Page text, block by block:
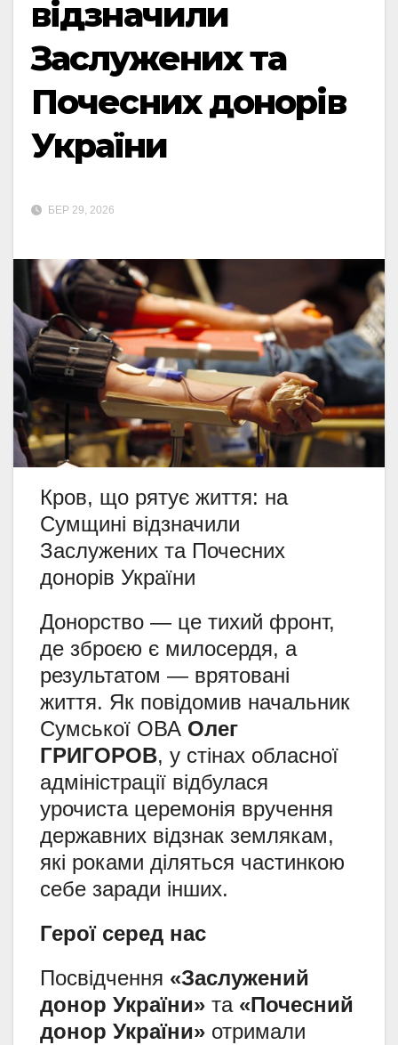
відзначили
Заслужених та
Почесних донорів
України
БЕР 29, 2026
Кров, що рятує життя: на
Сумщині відзначили
Заслужених та Почесних
донорів України
Донорство — це тихий фронт,
де зброєю є милосердя, а
результатом — врятовані
життя. Як повідомив начальник
Сумської ОВА Олег
ГРИГОРОВ, у стінах обласної
адміністрації відбулася
урочиста церемонія вручення
державних відзнак землякам,
які роками діляться частинкою
себе заради інших.
Герої серед нас
Посвідчення «Заслужений
донор України» та «Почесний
донор України» отримали